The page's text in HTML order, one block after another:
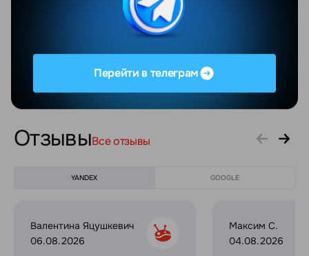
Частота обновления экрана 60 Гц
основной камеры
12 Мп
ОтзывыВсе отзывы
YANDEX GOOGLE
Валентина Яцушкевич
06.08.2026
Максим С.
04.08.2026
Перейти в телеграм